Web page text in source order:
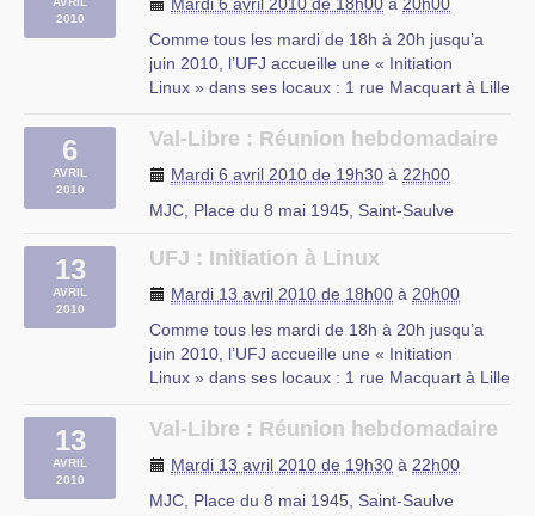
2010
Comme tous les mardi de 18h à 20h jusqu’a
juin 2010, l’UFJ accueille une « Initiation
Linux » dans ses locaux : 1 rue Macquart à Lille
– Découverte des logiciels libres
– Installation d’une distribution Linux
– Le mode console
rue du Mal Assis, Lille
6
AVRIL
2010
Val-Libre : Réunion hebdomadaire
Mardi 6 avril 2010 de 19h30 à 22h00
MJC, Place du 8 mai 1945, Saint-Saulve
13
AVRIL
2010
UFJ : Initiation à Linux
Mardi 13 avril 2010 de 18h00 à 20h00
Comme tous les mardi de 18h à 20h jusqu’a
juin 2010, l’UFJ accueille une « Initiation
Linux » dans ses locaux : 1 rue Macquart à Lille
– Découverte des logiciels libres
– Installation d’une distribution Linux
– Le mode console
13
AVRIL
2010
Val-Libre : Réunion hebdomadaire
Mardi 13 avril 2010 de 19h30 à 22h00
MJC, Place du 8 mai 1945, Saint-Saulve